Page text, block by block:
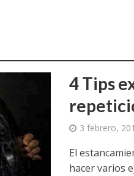
4 Tips
3 febrero,
El
hacer varios